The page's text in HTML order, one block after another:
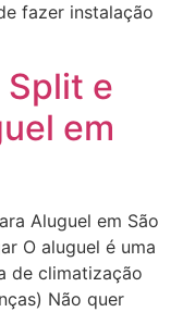
fazer instalação
e
em
Aluguel em São
O aluguel é uma
de climatização
Não quer